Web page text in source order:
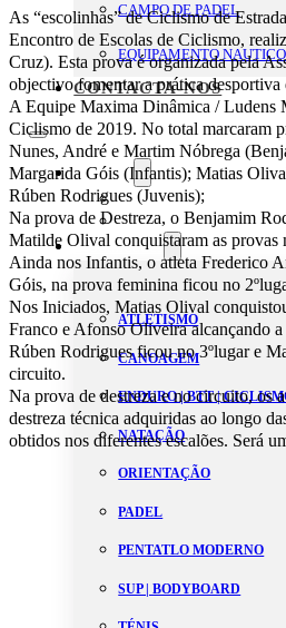
CAMPO DE PADEL
EQUIPAMENTO NAUTICO
CONTACTA-NOS
O Clube
Mensagem da Direção
Estatutos
Modalidades
ATLETISMO
CANOAGEM
ENDURO | BTT |
NATAÇÃO
ORIENTAÇÃO
PADEL
PENTATLO MODERNO
SUP | BODYBOARD
As “escolinhas” de Ciclismo de
Encontro de Escolas de Ciclismo,
Cruz). Esta prova é organizada pela
objectivo fomentar a prática desportiva
A Equipe Maxima Dinâmica / Ludens
Ciclismo de 2019. No total marcaram
Nunes, André e Martim Nóbrega
Margarida Góis (Infantis); Matias
Rúben Rodrigues (Juvenis);
Na prova de Destreza, o Benjamim
Matilde Olival conquistaram as provas
Ainda nos Infantis, o atleta Frederico
Góis, na prova feminina ficou no
Nos Iniciados, Matias Olival
Franco e Afonso Oliveira alcançando
Rúben Rodrigues ficou no 3ºlugar e
circuito.
Na prova de destreza e no circuito, os
destreza técnica adquiridas ao longo
obtidos nos diferentes escalões. Será